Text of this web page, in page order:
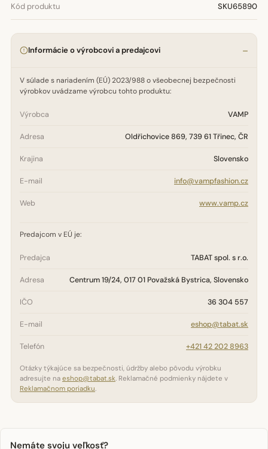
Kód produktu SKU65890
Informácie o výrobcovi a predajcovi
V súlade s nariadením (EÚ) 2023/988 o všeobecnej bezpečnosti
výrobkov uvádzame výrobcu tohto produktu:
Výrobca VAMP
Adresa Oldřichovice 869, 739 61 Třinec, ČR
Krajina Slovensko
E-mail info@vampfashion.cz
Web www.vamp.cz
Predajcom v EÚ je:
Predajca TABAT spol. s r.o.
Adresa Centrum 19/24, 017 01 Považská Bystrica, Slovensko
IČO 36 304 557
E-mail eshop@tabat.sk
Telefón +421 42 202 8963
Otázky týkajúce sa bezpečnosti, údržby alebo pôvodu výrobku
adresujte na eshop@tabat.sk. Reklamačné podmienky nájdete v
Reklamačnom poriadku.
Nemáte svoju veľkosť?